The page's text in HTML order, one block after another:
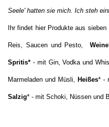
Seele' hatten sie mich. Ich steh
Ihr findet hier Produkte aus sieben
Reis, Saucen und Pesto, Weine
Spritis* - mit Gin, Vodka und
Marmeladen und Müsli, Heißes* -
Salzig* - mit Schoki, Nüssen und